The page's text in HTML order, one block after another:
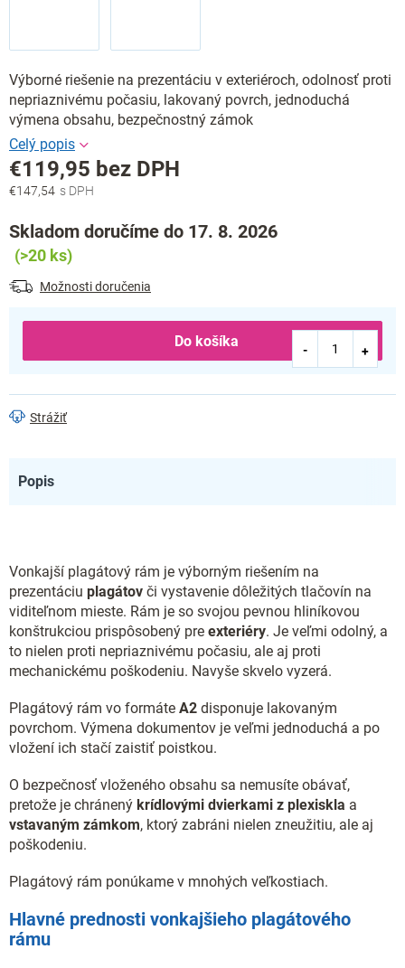
Výborné riešenie na prezentáciu v exteriéroch, odolnosť proti
nepriaznivému počasiu, lakovaný povrch, jednoduchá
výmena obsahu, bezpečnostný zámok
€147,54
€119,95 bez DPH
Jednotková
Skladom doručíme do 17. 8. 2026
(>20 ks)
Možnosti doručenia
Do košíka
Strážiť
Popis
Vonkajší plagátový rám je výborným riešením na
prezentáciu plagátov či vystavenie dôležitých tlačovín na
viditeľnom mieste. Rám je so svojou pevnou hliníkovou
konštrukciou prispôsobený pre exteriéry. Je veľmi odolný, a
to nielen proti nepriaznivému počasiu, ale aj proti
mechanickému poškodeniu. Navyše skvelo vyzerá.
Plagátový rám vo formáte A2 disponuje lakovaným
povrchom. Výmena dokumentov je veľmi jednoduchá a po
vložení ich stačí zaistiť poistkou.
O bezpečnosť vloženého obsahu sa nemusíte obávať,
pretože je chránený krídlovými dvierkami z plexiskla a
vstavaným zámkom, ktorý zabráni nielen zneužitiu, ale aj
poškodeniu.
Plagátový rám ponúkame v mnohých veľkostiach.
Hlavné prednosti vonkajšieho plagátového
rámu